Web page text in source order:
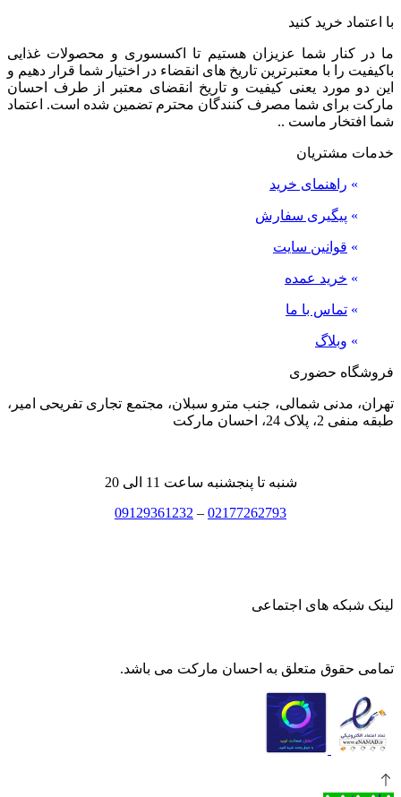
با اعتماد خرید کنید
ما در کنار شما عزیزان هستیم تا اکسسوری و محصولات غذایی
باکیفیت را با معتبرترین تاریخ های انقضاء در اختیار شما قرار دهیم و
این دو مورد یعنی کیفیت و تاریخ انقضای معتبر از طرف احسان
مارکت برای شما مصرف کنندگان محترم تضمین شده است. اعتماد
شما افتخار ماست ..
خدمات مشتریان
» راهنمای خرید
» پیگیری سفارش
» قوانین سایت
» خرید عمده
» تماس با ما
» وبلاگ
فروشگاه حضوری
تهران، مدنی شمالی، جنب مترو سبلان، مجتمع تجاری تفریحی امیر،
طبقه منفی 2، پلاک 24، احسان مارکت
شنبه تا پنجشنبه ساعت 11 الی 20
02177262793
–
09129361232
لینک شبکه های اجتماعی
تمامی حقوق متعلق به احسان مارکت می باشد.